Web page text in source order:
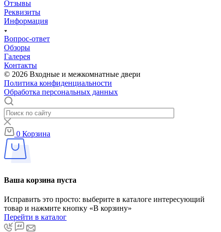
Отзывы
Реквизиты
Информация
Вопрос-ответ
Обзоры
Галерея
Контакты
© 2026 Входные и межкомнатные двери
Политика конфиденциальности
Обработка персональных данных
0 Корзина
Ваша корзина пуста
Исправить это просто: выберите в каталоге интересующий
товар и нажмите кнопку «В корзину»
Перейти в каталог